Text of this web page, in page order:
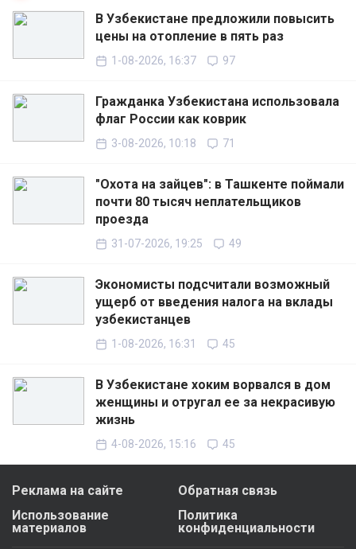
В Узбекистане предложили повысить
цены на отопление в пять раз
1-08-2026, 16:37 97
Гражданка Узбекистана использовала
флаг России как коврик
3-08-2026, 10:18 71
"Охота на зайцев": в Ташкенте поймали
почти 80 тысяч неплательщиков
проезда
31-07-2026, 19:25 49
Экономисты подсчитали возможный
ущерб от введения налога на вклады
узбекистанцев
1-08-2026, 16:31 45
В Узбекистане хоким ворвался в дом
женщины и отругал ее за некрасивую
жизнь
4-08-2026, 15:16 45
Реклама на сайте
Обратная связь
Использование
материалов
Политика
конфиденциальности